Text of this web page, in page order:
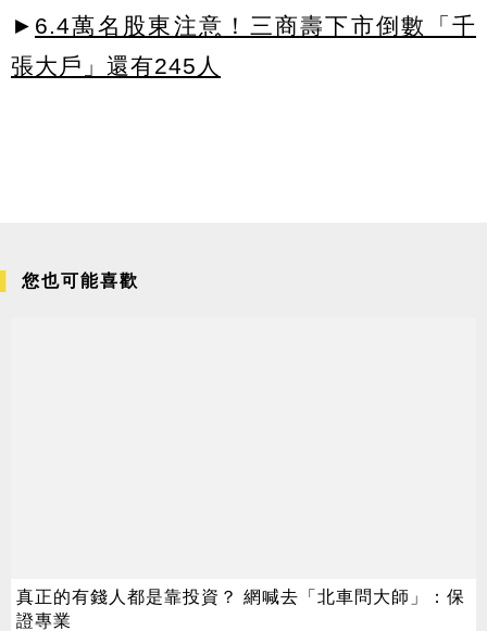
► 6.4萬名股東注意！三商壽下市倒數「千
張大戶」還有245人
您也可能喜歡
真正的有錢人都是靠投資？ 網喊去「北車問大師」：保
證專業